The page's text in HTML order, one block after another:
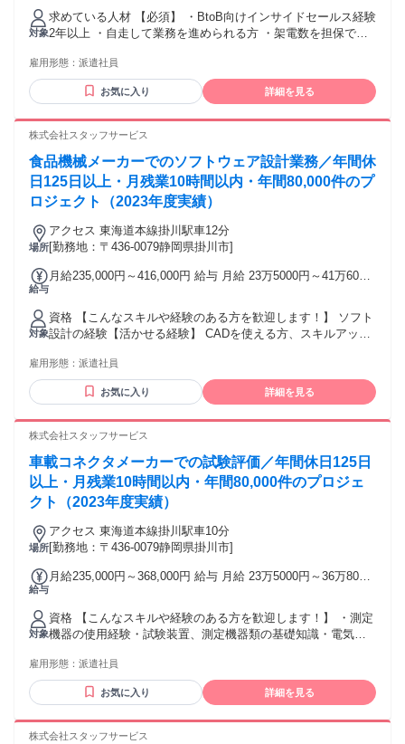
れる通勤・皆勤・家族手当金額：なし 全員に一律で支払われ
るその他手当金額：なし 実績により早期昇給可能
対象
求めている人材 【必須】 ・BtoB向けインサイドセールス経験
2年以上 ・自走して業務を進められる方 ・架電数を担保でき
経験 ・土地活用営業経験 ・ハウスメーカー営業経験 ・経営
者向け営業経験 ・中小企業向け営業経験 ・資産運用関連商材
の営業経験 ＜求める人物像＞ ・数字目標にコミットできる方
ションが得意な方 ・不動産や資産形成に興味がある方 ・在宅
雇用形態： 派遣社員
お気に入り 詳細を見る
株式会社スタッフサービス
食品機械メーカーでのソフトウェア設計業務／年間休
日125日以上・月残業10時間以内・年間80,000件のプ
ロジェクト（2023年度実績）
場所
アクセス 東海道本線掛川駅車12分
[勤務地：〒436-0079静岡県掛川市]
給与
月給235,000円～416,000円 給与 月給 23万5000円～41万6000
対象
資格 【こんなスキルや経験のある方を歓迎します！】 ソフト
設計の経験【活かせる経験】 CADを使える方、スキルアップ
・エンジニアにチャレンジしたい方 ・製図やCADを学んだこ
とのある方 ・設計、評価、製造、メカニック、機械装置メン
テナンスなどのご経験がある方 ・大学等で理工系の学部を専
いる技術。 将来を見据えて身につけるにはおすすめのスキル
ルアップ意欲のある方をお待ちしています。 ※20代未経験入
社63%
雇用形態： 派遣社員
お気に入り 詳細を見る
株式会社スタッフサービス
車載コネクタメーカーでの試験評価／年間休日125日
以上・月残業10時間以内・年間80,000件のプロジェ
クト（2023年度実績）
場所
アクセス 東海道本線掛川駅車10分
[勤務地：〒436-0079静岡県掛川市]
給与
月給235,000円～368,000円 給与 月給 23万5000円～36万8000
対象
資格 【こんなスキルや経験のある方を歓迎します！】 ・測定
機器の使用経験・試験装置、測定機器類の基礎知識・電気の
など）【活かせる経験】 コネクタの試験評価経験者車載用電
子部品の試験評価経験者 ・テスト、実験の仕事に興味がある
方 ・ものづくりの仕事に関わってみたい方 ・大学等で理工系
ック、機械・装置メンテナンスなどのご経験がある方 ・大手
雇用形態： 派遣社員
お気に入り 詳細を見る
株式会社スタッフサービス